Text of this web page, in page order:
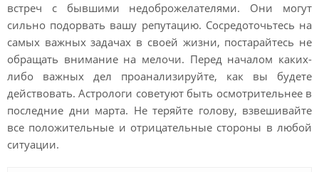
встреч с бывшими недоброжелателями. Они могут
сильно подорвать вашу репутацию. Сосредоточьтесь на
самых важных задачах в своей жизни, постарайтесь не
обращать внимание на мелочи. Перед началом каких-
либо важных дел проанализируйте, как вы будете
действовать. Астрологи советуют быть осмотрительнее в
последние дни марта. Не теряйте голову, взвешивайте
все положительные и отрицательные стороны в любой
ситуации.